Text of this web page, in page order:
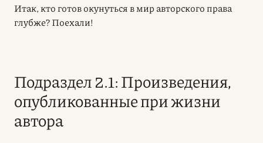
Итак, кто готов окунуться в мир авторского права
глубже? Поехали!
Подраздел 2.1: Произведения,
опубликованные при жизни
автора